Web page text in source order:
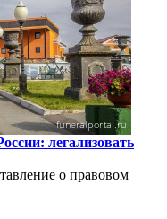
легализовать
о правовом